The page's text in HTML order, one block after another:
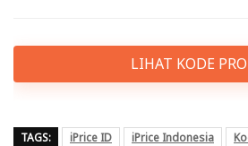
LIHAT KODE
TAGS: iPrice ID iPrice Indonesia